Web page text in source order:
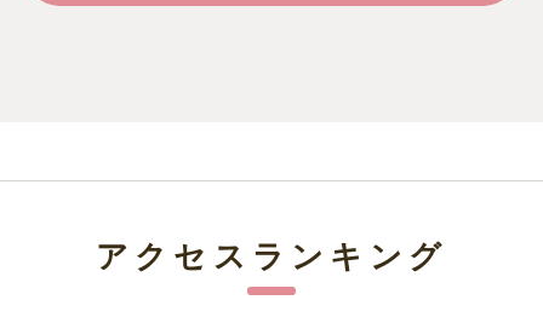
アクセスランキング